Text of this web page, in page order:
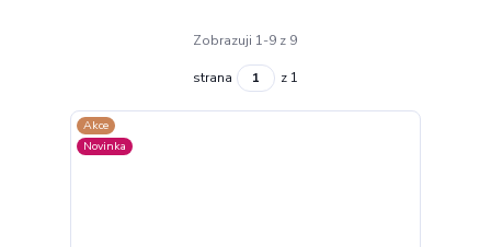
Zobrazuji 1-9 z 9
strana z 1
Akce
Novinka